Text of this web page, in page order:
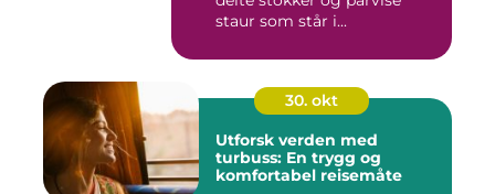
staur som står i...
30. okt
Utforsk verden med
turbuss: En trygg og
komfortabel reisemåte